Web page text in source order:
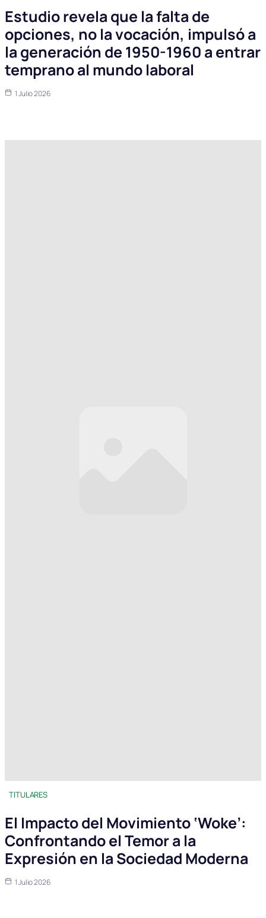
Estudio revela que la falta de
opciones, no la vocación, impulsó a
la generación de 1950-1960 a entrar
temprano al mundo laboral
1 Julio 2026
TITULARES
El Impacto del Movimiento ‘Woke’:
Confrontando el Temor a la
Expresión en la Sociedad Moderna
1 Julio 2026